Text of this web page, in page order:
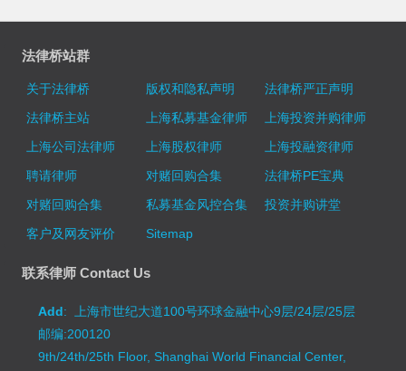
法律桥站群
关于法律桥 版权和隐私声明
法律桥严正声明
法律桥主站
上海私募基金律师
上海投资并购律师
上海公司法律师
上海股权律师
上海投融资律师
聘请律师
对赌回购合集
法律桥PE宝典
对赌回购合集
私募基金风控合集
投资并购讲堂
客户及网友评价
Sitemap
联系律师 Contact Us
Add: 上海市世纪大道100号环球金融中心9层/24层/25层
邮编:200120
9th/24th/25th Floor, Shanghai World Financial Center,